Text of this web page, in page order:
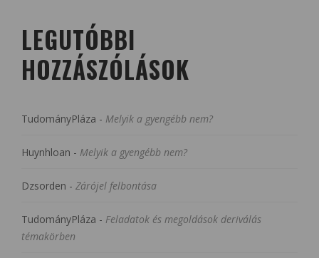
LEGUTÓBBI
HOZZÁSZÓLÁSOK
TudományPláza - Melyik a gyengébb nem?
Huynhloan - Melyik a gyengébb nem?
Dzsorden - Zárójel felbontása
TudományPláza - Feladatok és megoldások deriválás
témakörben